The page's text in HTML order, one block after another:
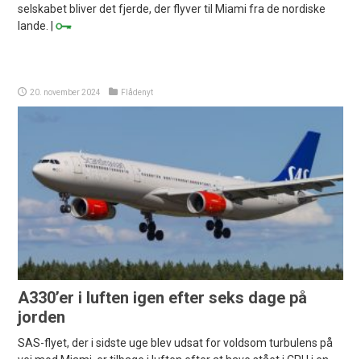
selskabet bliver det fjerde, der flyver til Miami fra de nordiske
lande. |
20. november 2024 Flådenyt
A330’er i luften igen efter seks dage på
jorden
SAS-flyet, der i sidste uge blev udsat for voldsom turbulens på